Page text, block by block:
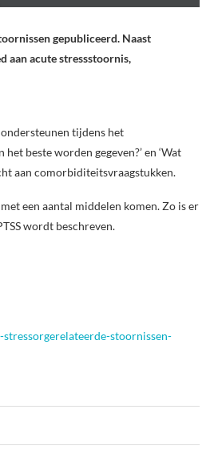
gepubliceerd. Naast
aan acute stressstoornis,
tijdens het
beste worden gegeven?’ en ‘Wat
aan comorbiditeitsvraagstukken.
een aantal middelen komen. Zo is er
wordt beschreven.
stoornissen-